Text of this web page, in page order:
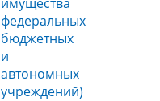
федеральных
бюджетных
и
автономных
учреждений)